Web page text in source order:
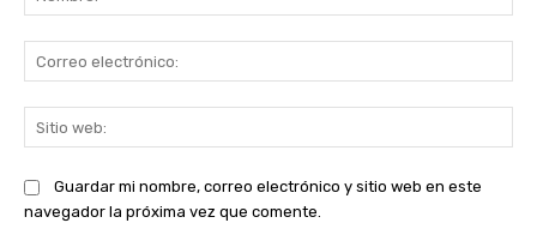
Guardar mi nombre, correo electrónico y sitio web en este
navegador la próxima vez que comente.